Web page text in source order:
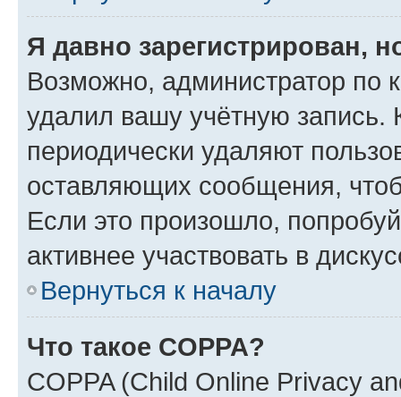
Я давно зарегистрирован,
Возможно, администратор по
удалил вашу учётную запись.
периодически удаляют
оставляющих сообщения,
Если это произошло,
активнее участвовать в
Вернуться к началу
Что такое COPPA?
COPPA (Child Online Privacy